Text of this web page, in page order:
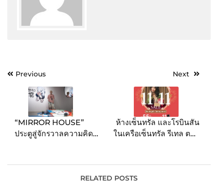
PostPrevious
“MIRROR HOUSE”
ประตูสู่จักรวาลความคิด
ไทยโดยศิลปินสตรีทอาร์ต
Next
ห้างเซ็นทรัล และโรบินสัน
ในเครือเซ็นทรัล รีเทล ตอบ
ก็ต้องถูกใจ ถูกชะตา จัด
แคมเปญ “Central –
RELATED POSTS